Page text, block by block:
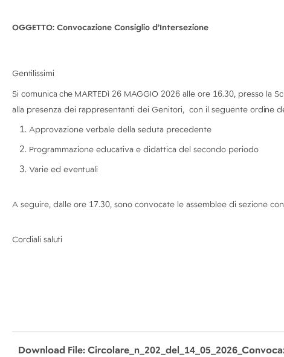
OGGETTO: Convocazione Consiglio d’Intersezione
Gentilissimi
Si comunica che MARTEDì 26 MAGGIO 2026 alle ore 16.30, presso la
alla presenza dei rappresentanti dei Genitori, con il seguente ordine
Approvazione verbale della seduta precedente
Programmazione educativa e didattica del secondo periodo
Varie ed eventuali
A seguire, dalle ore 17.30, sono convocate le assemblee di sezione
Cordiali saluti
Download File: